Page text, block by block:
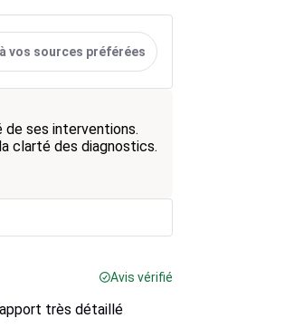
vos sources préférées
de ses interventions.
clarté des diagnostics.
Avis vérifié
très détaillé